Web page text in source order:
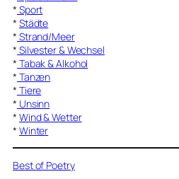
* Sport
* Städte
* Strand/Meer
* Silvester & Wechsel
* Tabak & Alkohol
* Tanzen
* Tiere
* Unsinn
* Wind & Wetter
* Winter
Best of Poetry